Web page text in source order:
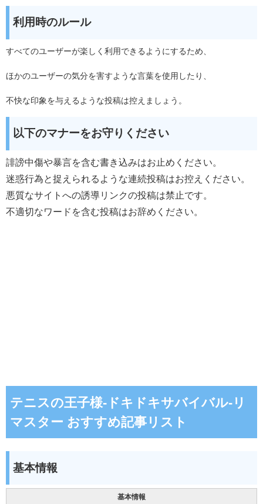
利用時のルール
すべてのユーザーが楽しく利用できるようにするため、
ほかのユーザーの気分を害すような言葉を使用したり、
不快な印象を与えるような投稿は控えましょう。
以下のマナーをお守りください
誹謗中傷や暴言を含む書き込みはお止めください。
迷惑行為と捉えられるような連続投稿はお控えください。
悪質なサイトへの誘導リンクの投稿は禁止です。
不適切なワードを含む投稿はお辞めください。
テニスの王子様-ドキドキサバイバル-リ
マスター おすすめ記事リスト
基本情報
基本情報